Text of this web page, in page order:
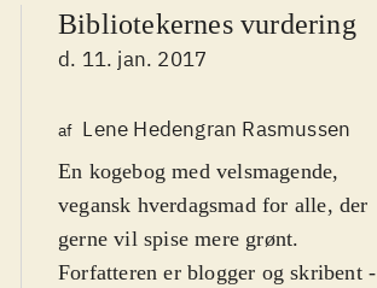
Bibliotekernes vurdering
d. 11. jan. 2017
af Lene Hedengran Rasmussen
En kogebog med velsmagende,
vegansk hverdagsmad for alle, der
gerne vil spise mere grønt.
Forfatteren er blogger og skribent -